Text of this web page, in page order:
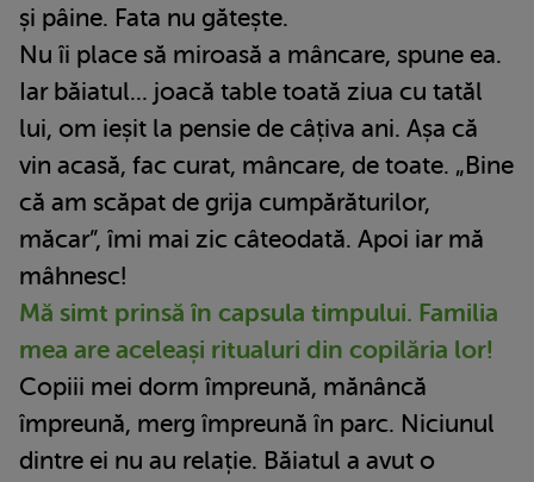
și pâine. Fata nu gătește.
Nu îi place să miroasă a mâncare, spune ea.
Iar băiatul... joacă table toată ziua cu tatăl
lui, om ieșit la pensie de câțiva ani. Așa că
vin acasă, fac curat, mâncare, de toate. „Bine
că am scăpat de grija cumpărăturilor,
măcar”, îmi mai zic câteodată. Apoi iar mă
mâhnesc!
Mă simt prinsă în capsula timpului. Familia
mea are aceleași ritualuri din copilăria lor!
Copiii mei dorm împreună, mănâncă
împreună, merg împreună în parc. Niciunul
dintre ei nu au relație. Băiatul a avut o